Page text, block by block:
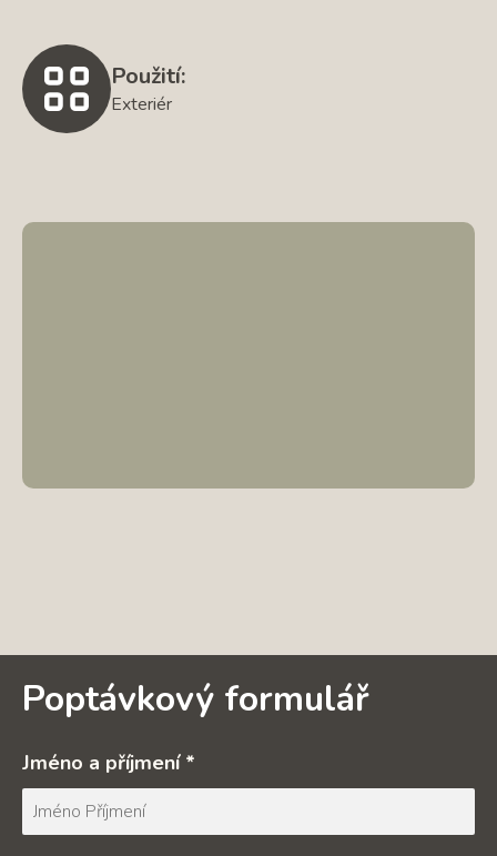
Použití:
Exteriér
Poptávkový formulář
Jméno a příjmení *